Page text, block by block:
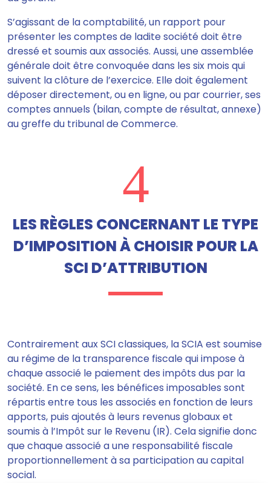
S’agissant de la comptabilité, un rapport pour
présenter les comptes de ladite société doit être
dressé et soumis aux associés. Aussi, une assemblée
générale doit être convoquée dans les six mois qui
suivent la clôture de l’exercice. Elle doit également
déposer directement, ou en ligne, ou par courrier, ses
comptes annuels (bilan, compte de résultat, annexe)
au greffe du tribunal de Commerce.
4
LES RÈGLES CONCERNANT LE TYPE
D’IMPOSITION À CHOISIR POUR LA
SCI D’ATTRIBUTION
Contrairement aux SCI classiques, la SCIA est soumise
au régime de la transparence fiscale qui impose à
chaque associé le paiement des impôts dus par la
société. En ce sens, les bénéfices imposables sont
répartis entre tous les associés en fonction de leurs
apports, puis ajoutés à leurs revenus globaux et
soumis à l’Impôt sur le Revenu (IR). Cela signifie donc
que chaque associé a une responsabilité fiscale
proportionnellement à sa participation au capital
social.